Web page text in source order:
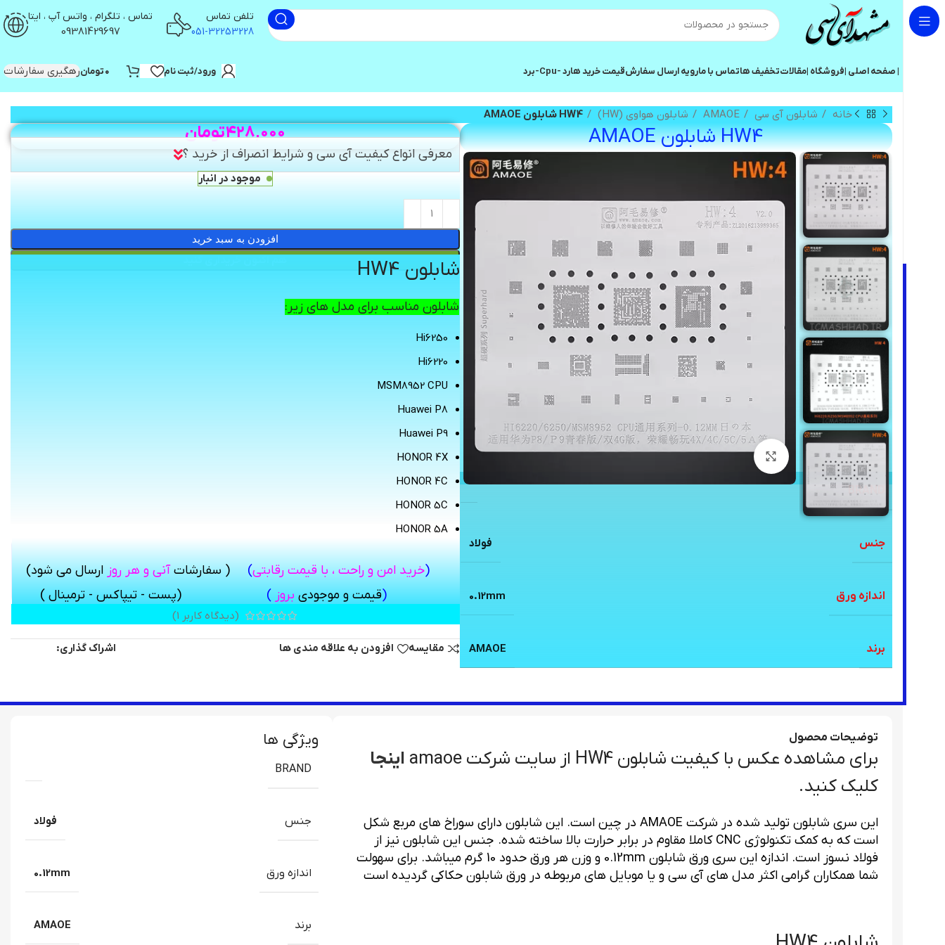
تلفن تماس
051-32253228
تماس ، تلگرام ، واتس آپ ، ایتا
09381429697
| صفحه اصلی |فروشگاه |مقالاتتخفیف هاتماس با مارویه ارسال سفارشقیمت خرید هارد -cpu-برد ورود/ثبت نام ۰تومانرهگیری سفارشات
خانه شابلون آی سی AMAOE شابلون هواوی (HW) HW4 شابلون AMAOE
HW4 شابلون AMAOE
BRAND
جنس فولاد
اندازه ورق 0.12mm
برند AMAOE
۴۲۸,۰۰۰تومان
معرفی انواع کیفیت آی سی و شرایط انصراف از خرید ؟
موجود در انبار
افزودن به سبد خرید
شابلون HW4
شابلون مناسب برای مدل های زیر:
Hi6250
Hi6220
MSM8952 CPU
Huawei P8
Huawei P9
HONOR 4X
HONOR 4C
HONOR 5C
HONOR 5A
(خرید امن و راحت ، با قیمت رقابتی) ( سفارشاتآنی و هر روزارسال می شود)
(قیمت و موجودیبروز) (پست - تیپاکس - ترمینال )
« با درج آدرس و شماره تماس خود در بخش دیدگاه، به راحتی توسط سایرین شناخته شوید.»
(دیدگاه کاربر 1
)
مقایسه افزودن به علاقه مندی ها اشراک گذاری:
توضیحات محصول
برای مشاهده عکس با کیفیت شابلون HW4 از سایت شرکت amaoe
اینجا
کلیک کنید.
این سری شابلون تولید شده در شرکت AMAOE در چین است. این شابلون دارای سوراخ های مربع شکل
است که به کمک تکنولوژی CNC کاملا مقاوم در برابر حرارت بالا ساخته شده. جنس این شابلون نیز از
فولاد نسوز است. اندازه این سری ورق شابلون 0.12mm و وزن هر ورق حدود 10 گرم میباشد. برای سهولت
شما همکاران گرامی اکثر مدل های آی سی و یا موبایل های مربوطه در ورق شابلون حکاکی گردیده است
ویژگی ها
BRAND
جنس فولاد
اندازه ورق 0.12mm
برند AMAOE